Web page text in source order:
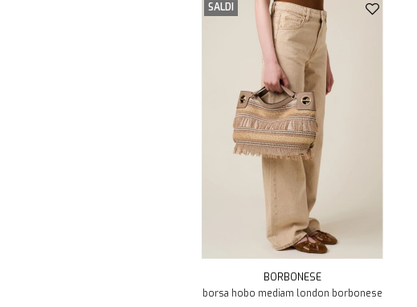
SALDI
BORBONESE
borsa hobo mediam london borbonese